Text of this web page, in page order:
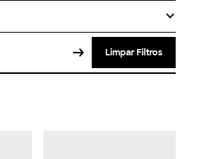
Limpar Filtros